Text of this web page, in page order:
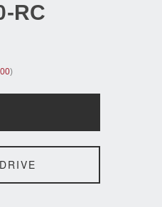
RC
)